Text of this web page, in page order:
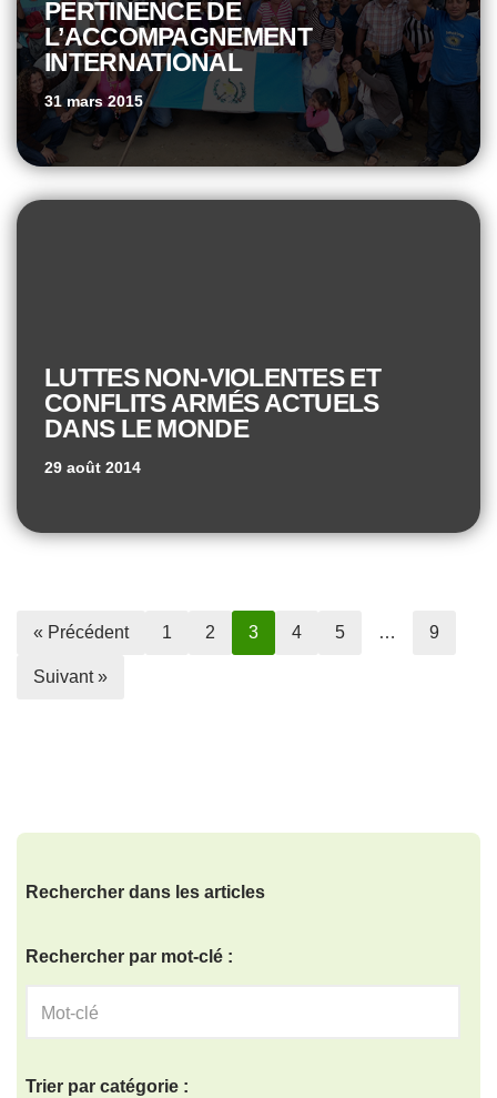
PERTINENCE DE
L’ACCOMPAGNEMENT
INTERNATIONAL
31 mars 2015
LUTTES NON-VIOLENTES ET
CONFLITS ARMÉS ACTUELS
DANS LE MONDE
29 août 2014
« Précédent 1 2 3 4 5 … 9
Suivant »
Rechercher dans les articles
Rechercher par mot-clé :
Trier par catégorie :